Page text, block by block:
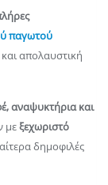
παγωτού
απολαυστική
αναψυκτήρια και
μεξεχωριστό
δημοφιλές